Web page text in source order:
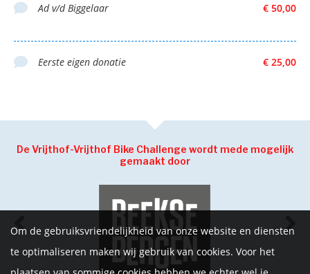
€ 50,00
Ad v/d Biggelaar
€ 25,00
Eerste eigen donatie
De Vrijthof-Vrijthof Bike Challenge wordt mede mogelijk
gemaakt door
Om de gebruiksvriendelijkheid van onze website en diensten
te optimaliseren maken wij gebruik van cookies. Voor het